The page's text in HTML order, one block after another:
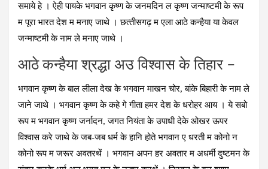
समाये हे । ऐही पायके भगवान कृष्‍ण के जनमदिन ल कृष्‍ण जन्‍माष्‍टमी के रूप
म पूरा भारत देश म मनाए जाथे । छत्‍तीसगढ़ म एला आठे कन्‍हैया या केवल
जन्‍माष्‍टमी के नाम ले मनाए जाथे ।
आठे कन्‍हैया श्रद्धा अउ विश्‍वास के तिहार –
भगवान कृष्‍ण के बाल लीला देख के भगवान माखन चोर, बांके बिहारी के नाम ले
जाने जाथे । भगवान कृष्‍ण के कहे गे गीता हमर देश के धरोहर आय । ये सबो
रूप म भगवान कृष्‍ण जर्नादन, जगत नियंता के उपाधी देके ओखर ऊपर
विश्‍वास करे जाथे के जब-जब धर्म के हानि होते भगवान ए धरती म कोनो न
कोनो रूप म जरूर अवतरथें । भगवान अपन हर अवतार म अधर्मी दुष्‍टमन के